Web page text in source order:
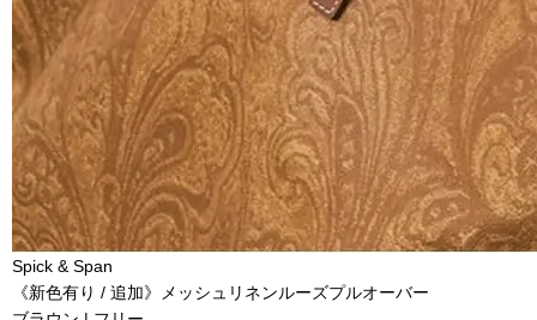
Spick & Span
《新色有り / 追加》メッシュリネンルーズプルオーバー